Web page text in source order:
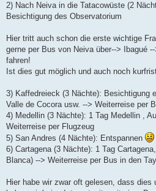
2) Nach Neiva in die Tatacowüste (2
Besichtigung des Observatorium
Hier tritt auch schon die erste wichtige
gerne per Bus von Neiva über--> Ibagué
fahren!
Ist dies gut möglich und auch noch
3) Kaffedreieck (3 Nächte): Besichtigung
Valle de Cocora usw. --> Weiterreise per
4) Medellin (3 Nächte): 1 Tag Medellin ,
Weiterreise per Flugzeug
5) San Andres (4 Nächte): Entspannen
6) Cartagena (3 Nächte): 1 Tag
Blanca) --> Weiterreise per Bus in den
Hier habe wir zwar oft gelesen, dass